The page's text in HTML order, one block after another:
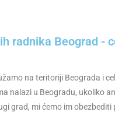
radnika Beograd -
na teritoriji Beograda i
nalazi u Beogradu, ukoliko
grad, mi ćemo im obezbediti